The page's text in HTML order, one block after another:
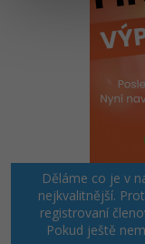
Děláme co je v
nejkvalitnější.
registrovaní
Pokud ještě